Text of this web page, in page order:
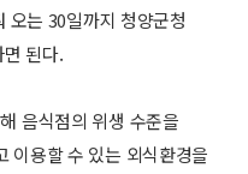
오는 30일까지 청양군청
된다.
음식점의 위생 수준을
이용할 수 있는 외식환경을